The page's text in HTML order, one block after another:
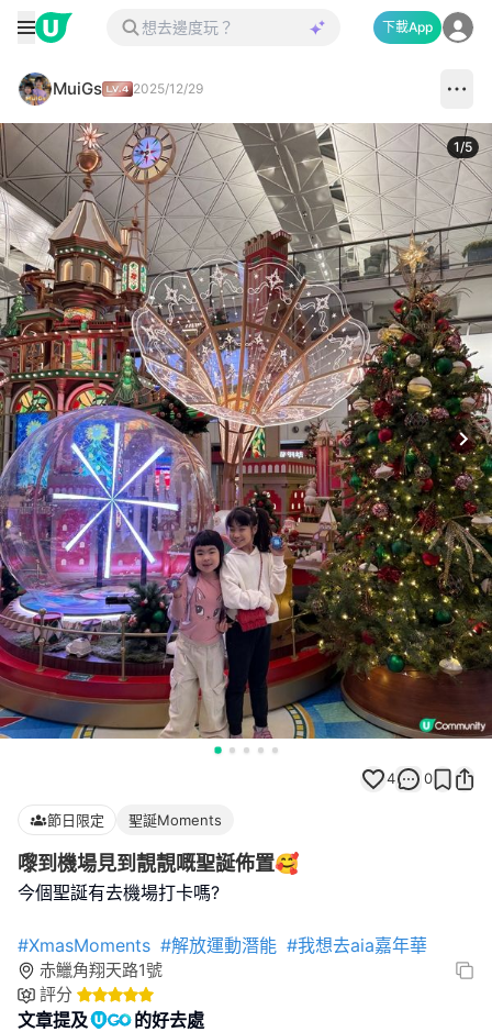
下載App
MuiGs 2025/12/29
1/5
4 0
節日限定 聖誕Moments
嚟到機場見到靚靚嘅聖誕佈置🥰
今個聖誕有去機場打卡嗎?
#XmasMoments #解放運動潛能 #我想去aia嘉年華
赤鱲角翔天路1號
評分
文章提及 的好去處